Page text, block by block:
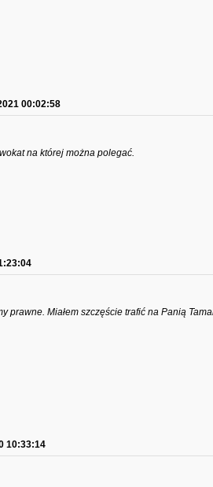
00:02:58
na której można polegać.
prawne. Miałem szczęście trafić na Panią
10:33:14